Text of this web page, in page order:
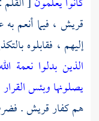
قريش ، فيما أنعم
إليهم ، فقابلوه
الذين بدلوا نعمة
يصلونها وبئس القرار
هم كفارقريش.